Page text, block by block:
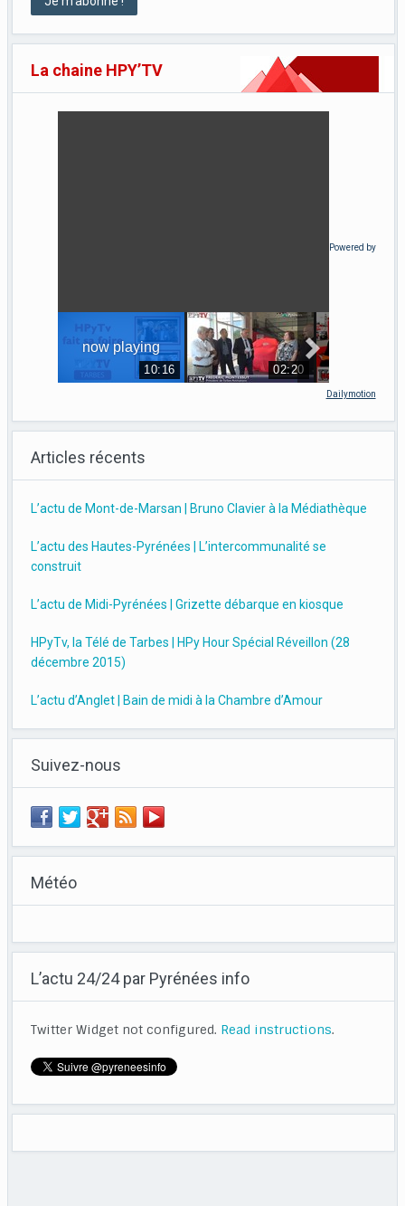
La chaine HPY’TV
Powered by
Dailymotion
Articles récents
L’actu de Mont-de-Marsan | Bruno Clavier à la Médiathèque
L’actu des Hautes-Pyrénées | L’intercommunalité se
construit
L’actu de Midi-Pyrénées | Grizette débarque en kiosque
HPyTv, la Télé de Tarbes | HPy Hour Spécial Réveillon (28
décembre 2015)
L’actu d’Anglet | Bain de midi à la Chambre d’Amour
Suivez-nous
Météo
L’actu 24/24 par Pyrénées info
Twitter Widget not configured. Read instructions.